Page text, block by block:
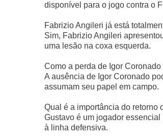
disponível para o jogo contra o
Fabrizio Angileri já está
Sim, Fabrizio Angileri
uma lesão na coxa esquerda.
Como a perda de Igor
A ausência de Igor Coronado
assumam seu papel em campo.
Qual é a importância do retorno
Gustavo é um jogador
à linha defensiva.